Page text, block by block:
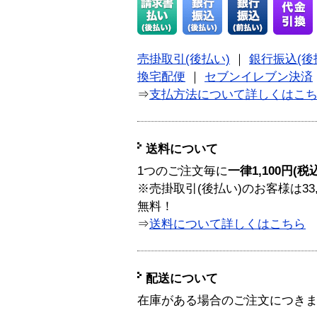
売掛取引(後払い)
銀行振込(後
換宅配便
セブンイレブン決済
⇒支払方法について詳しくはこ
送料について
1つのご注文毎に一律1,100円(税
※売掛取引(後払い)のお客様は
無料！
⇒送料について詳しくはこちら
配送について
在庫がある場合のご注文につき